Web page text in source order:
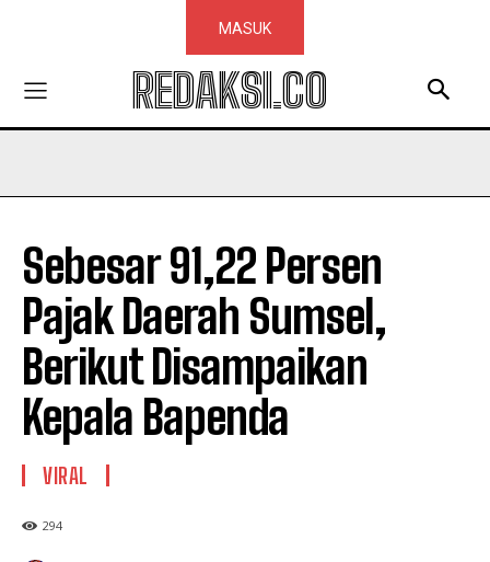
MASUK
REDAKSI.CO
Sebesar 91,22 Persen
Pajak Daerah Sumsel,
Berikut Disampaikan
Kepala Bapenda
VIRAL
294